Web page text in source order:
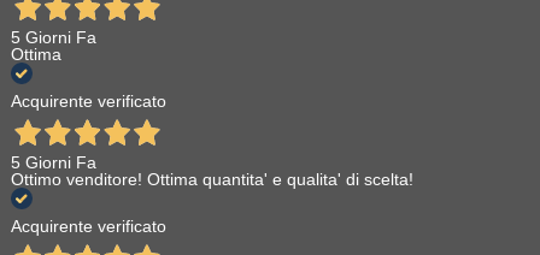
5 Giorni Fa
Ottima
Acquirente verificato
5 Giorni Fa
Ottimo venditore! Ottima quantita' e qualita' di scelta!
Acquirente verificato